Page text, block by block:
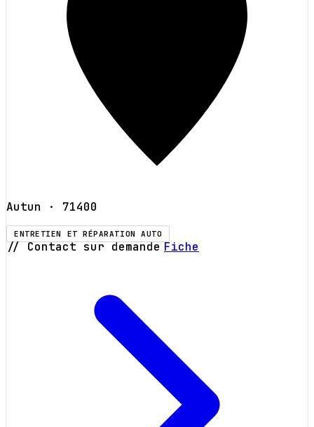
Autun · 71400
ENTRETIEN ET RÉPARATION AUTO
// Contact sur demande Fiche